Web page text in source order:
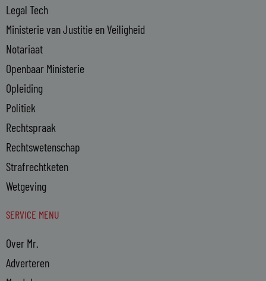
Legal Tech
Ministerie van Justitie en Veiligheid
Notariaat
Openbaar Ministerie
Opleiding
Politiek
Rechtspraak
Rechtswetenschap
Strafrechtketen
Wetgeving
SERVICE MENU
Over Mr.
Adverteren